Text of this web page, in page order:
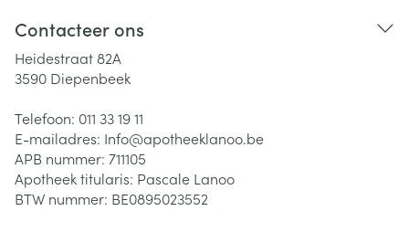
Contacteer ons
Heidestraat 82A
3590 Diepenbeek
Telefoon: 011 33 19 11
E-mailadres: Info@apotheeklanoo.be
APB nummer: 711105
Apotheek titularis: Pascale Lanoo
BTW nummer: BE0895023552